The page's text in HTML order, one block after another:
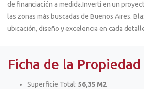
de financiación a medida.Invertí en un
las zonas más buscadas de Buenos Aires.
ubicación, diseño y excelencia en cada
Ficha de la Propiedad
Superficie Total: 56,35 M2